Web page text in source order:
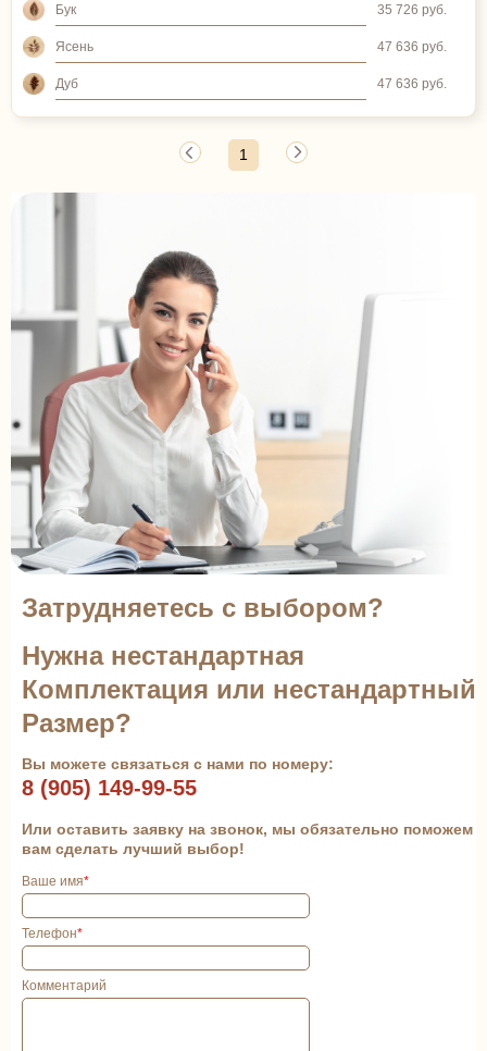
Бук 35 726 руб.
Ясень 47 636 руб.
Дуб 47 636 руб.
1
Затрудняетесь с выбором?
Нужна нестандартная
Комплектация или нестандартный
Размер?
Вы можете связаться с нами по номеру:
8 (905) 149-99-55
Или оставить заявку на звонок, мы обязательно поможем
вам сделать лучший выбор!
Ваше имя*
Телефон*
Комментарий